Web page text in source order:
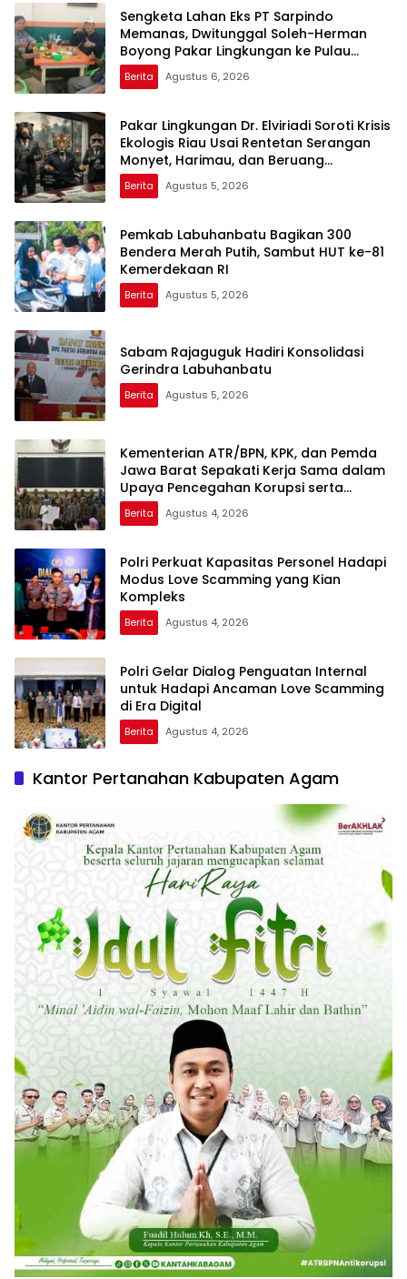
Sengketa Lahan Eks PT Sarpindo
Memanas, Dwitunggal Soleh-Herman
Boyong Pakar Lingkungan ke Pulau
Rupat
Berita Agustus 6, 2026
Pakar Lingkungan Dr. Elviriadi Soroti Krisis
Ekologis Riau Usai Rentetan Serangan
Monyet, Harimau, dan Beruang
Terhadap Warga
Berita Agustus 5, 2026
Pemkab Labuhanbatu Bagikan 300
Bendera Merah Putih, Sambut HUT ke-81
Kemerdekaan RI
Berita Agustus 5, 2026
Sabam Rajaguguk Hadiri Konsolidasi
Gerindra Labuhanbatu
Berita Agustus 5, 2026
Kementerian ATR/BPN, KPK, dan Pemda
Jawa Barat Sepakati Kerja Sama dalam
Upaya Pencegahan Korupsi serta
Penguatan Ekonomi Daerah
Berita Agustus 4, 2026
Polri Perkuat Kapasitas Personel Hadapi
Modus Love Scamming yang Kian
Kompleks
Berita Agustus 4, 2026
Polri Gelar Dialog Penguatan Internal
untuk Hadapi Ancaman Love Scamming
di Era Digital
Berita Agustus 4, 2026
Kantor Pertanahan Kabupaten Agam